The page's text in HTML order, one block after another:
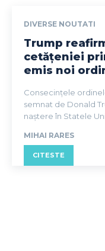
DIVERSE NOUTATI
Trump
cetățeniei
emis noi
Consecințele
semnat de Donald
naștere în Statele
MIHAI RARES
CITESTE